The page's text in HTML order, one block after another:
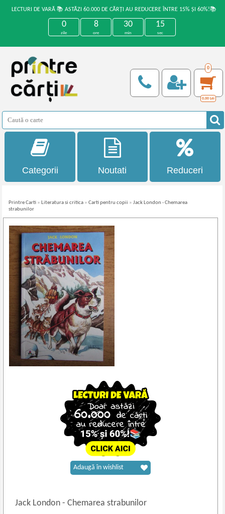
LECTURI DE VARĂ 📚 ASTĂZI 60.000 DE CĂRȚI AU REDUCERE ÎNTRE 15% ȘI 60%!📚
0
zile
8
ore
30
min
15
sec
0
0,00 Lei
Categorii Noutati Reduceri
Printre Carti » Literatura si critica »Carti pentru copii »Jack London - Chemarea
strabunilor
Jack London- Chemarea strabunilor
Adaugă în wishlist